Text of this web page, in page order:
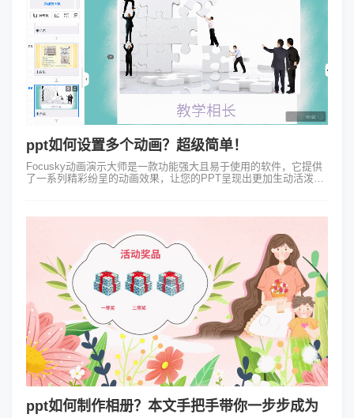
ppt如何设置多个动画？超级简单！
Focusky动画演示大师是一款功能强大且易于使用的软件，它提供
了一系列精彩纷呈的动画效果，让您的PPT呈现出更加生动活泼的
ppt如何制作相册？本文手把手带你一步步成为